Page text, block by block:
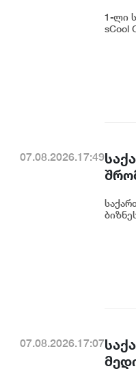
1-ლი
sCool
07.08.2026.17:49
07.08.2026.17:07